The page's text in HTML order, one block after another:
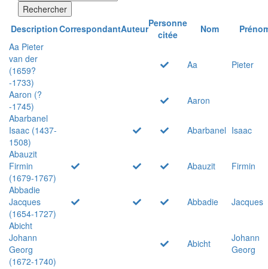
Rechercher
DescriptionCorrespondantAuteurPersonne
citée
Nom
Aa Pieter
van der
(1659?
-1733)
Aa Pieter
Aaron (?
-1745)
Aaron
Abarbanel
Isaac (1437-
1508)
Abarbanel Isaac
Abauzit
Firmin
(1679-1767)
Abauzit
Firmin
Abbadie
Jacques
(1654-1727)
Abbadie
Jacques
Abicht
Johann
Georg
(1672-1740)
Abicht
Johann
Georg